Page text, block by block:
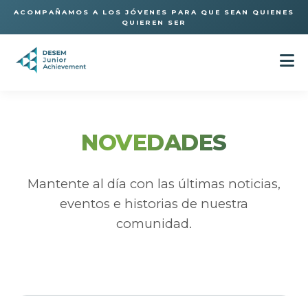
ACOMPAÑAMOS A LOS JÓVENES PARA QUE SEAN QUIENES
QUIEREN SER
NOVEDADES
Mantente al día con las últimas noticias,
eventos e historias de nuestra
comunidad.